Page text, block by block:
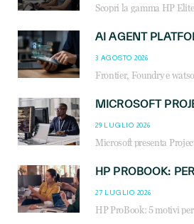
3 AGOSTO 2026
29 LUGLIO 2026
27 LUGLIO 2026